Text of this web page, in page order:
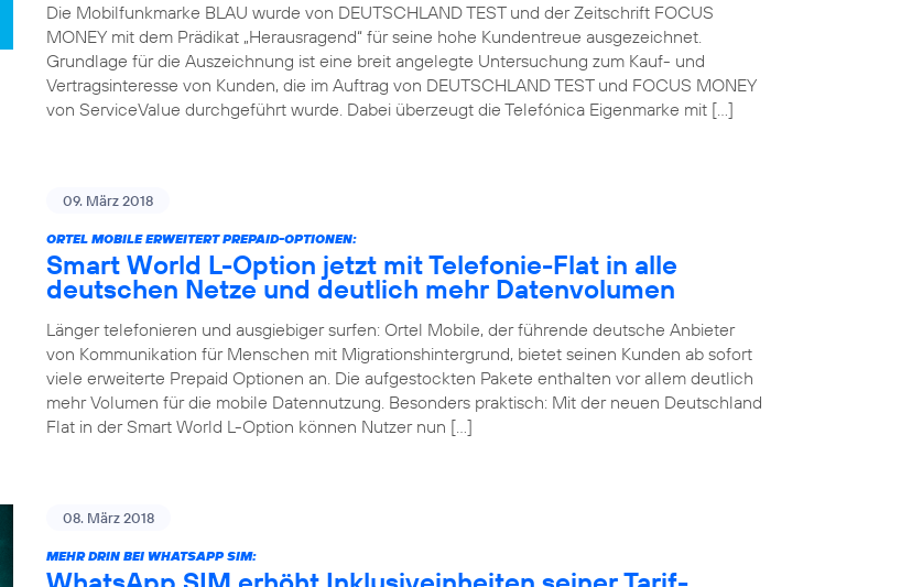
Die Mobilfunkmarke BLAU wurde von DEUTSCHLAND TEST und der Zeitschrift FOCUS
MONEY mit dem Prädikat „Herausragend“ für seine hohe Kundentreue ausgezeichnet.
Grundlage für die Auszeichnung ist eine breit angelegte Untersuchung zum Kauf- und
Vertragsinteresse von Kunden, die im Auftrag von DEUTSCHLAND TEST und FOCUS MONEY
von ServiceValue durchgeführt wurde. Dabei überzeugt die Telefónica Eigenmarke mit […]
09. März 2018
ORTEL MOBILE ERWEITERT PREPAID-OPTIONEN:
Smart World L-Option jetzt mit Telefonie-Flat in alle
deutschen Netze und deutlich mehr Datenvolumen
Länger telefonieren und ausgiebiger surfen: Ortel Mobile, der führende deutsche Anbieter
von Kommunikation für Menschen mit Migrationshintergrund, bietet seinen Kunden ab sofort
viele erweiterte Prepaid Optionen an. Die aufgestockten Pakete enthalten vor allem deutlich
mehr Volumen für die mobile Datennutzung. Besonders praktisch: Mit der neuen Deutschland
Flat in der Smart World L-Option können Nutzer nun […]
08. März 2018
MEHR DRIN BEI WHATSAPP SIM: